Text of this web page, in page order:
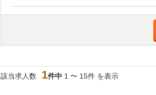
該当求人数 1件中 1 〜 15件 を表示
佐倉
柏（西口） 木
茂原
松戸 八